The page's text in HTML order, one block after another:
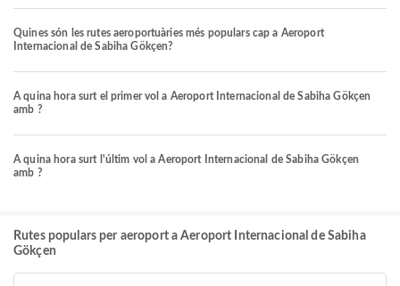
Quines són les rutes aeroportuàries més populars cap a Aeroport
Internacional de Sabiha Gökçen?
A quina hora surt el primer vol a Aeroport Internacional de Sabiha Gökçen
amb ?
A quina hora surt l'últim vol a Aeroport Internacional de Sabiha Gökçen
amb ?
Rutes populars per aeroport a Aeroport Internacional de Sabiha
Gökçen